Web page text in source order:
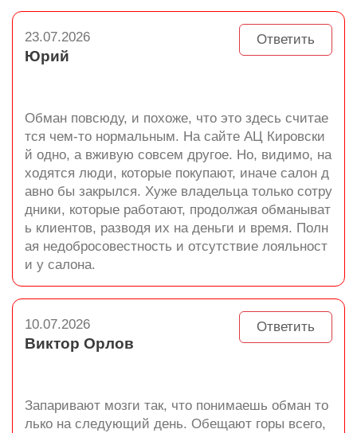
Ответить
23.07.2026
Юрий
Обман повсюду, и похоже, что это здесь считае
тся чем-то нормальным. На сайте АЦ Кировски
й одно, а вживую совсем другое. Но, видимо, на
ходятся люди, которые покупают, иначе салон д
авно бы закрылся. Хуже владельца только сотру
дники, которые работают, продолжая обманыват
ь клиентов, разводя их на деньги и время. Полн
ая недобросовестность и отсутствие лояльност
и у салона.
Ответить
10.07.2026
Виктор Орлов
Запаривают мозги так, что понимаешь обман то
лько на следующий день. Обещают горы всего,